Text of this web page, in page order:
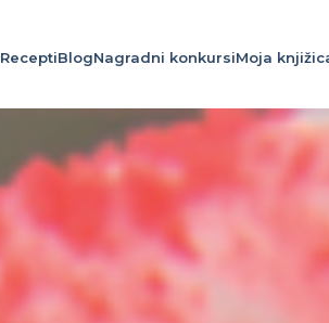
ReceptiBlogNagradni konkursiMoja